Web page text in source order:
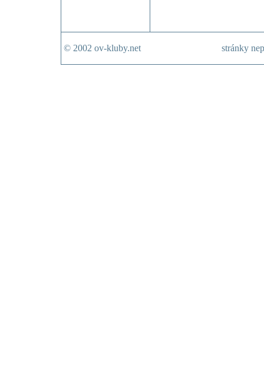
© 2002 ov-kluby.net stránky